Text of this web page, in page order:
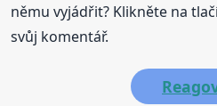
němu vyjádřit? Klikněte na
svůj komentář.